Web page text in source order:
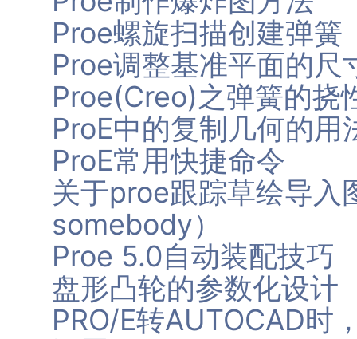
Proe螺旋扫描创建弹簧
Proe调整基准平面的尺
Proe(Creo)之弹簧的挠
ProE中的复制几何的用
ProE常用快捷命令
关于proe跟踪草绘导入
somebody）
Proe 5.0自动装配技巧
盘形凸轮的参数化设计
PRO/E转AUTOCAD时